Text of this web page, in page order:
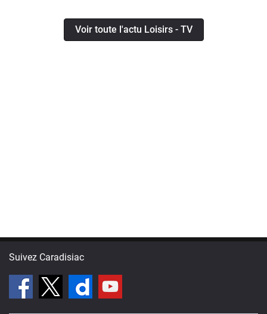
Voir toute l'actu Loisirs - TV
Suivez Caradisiac